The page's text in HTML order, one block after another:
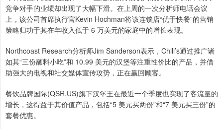
竞争对手的业绩却出现了大幅下滑。在上周的一次分析师电话会议
上，该公司首席执行官Kevin Hochman将该连锁店“优于快餐”的营销
策略归功于其在年收入低于 6 万美元的家庭中的增长表现。
Northcoast Research分析师Jim Sanderson表示，Chili’s通过推广诸
如其“三份蘸料小吃”和 10.99 美元的汉堡等注重性价比的产品，并借
助强大的电视和社交媒体宣传攻势，正在赢回顾客。
餐饮品牌国际(QSR.US)旗下汉堡王在最近一个季度也实现了客流量的
增长，这得益于其价值产品，包括“5 美元买两份”和“7 美元买三份”的
套餐优惠。